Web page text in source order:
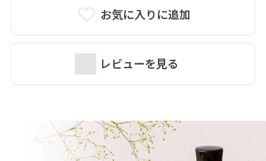
お気に入りに追加
レビューを見る